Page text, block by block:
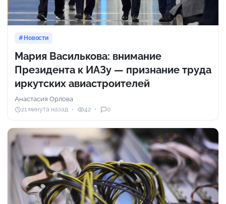
Новости
Мария Василькова: внимание
Президента к ИАЗу — признание труда
иркутских авиастроителей
Анастасия Орлова
21 минута назад 42 0